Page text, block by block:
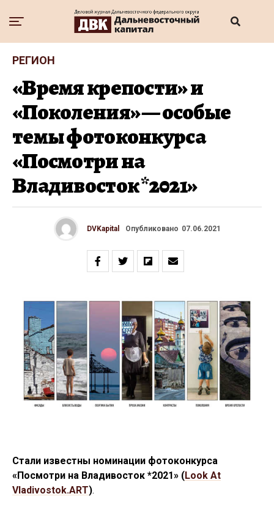
РЕГИОН
«Время крепости» и
«Поколения» — особые
темы фотоконкурса
«Посмотри на
Владивосток *2021»
DVKapital Опубликовано 07.06.2021
Стали известны номинации фотоконкурса
«Посмотри на Владивосток *2021» (Look At
Vladivostok.ART).